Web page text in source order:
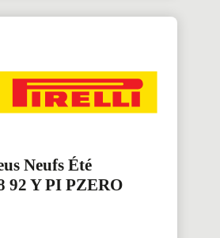
Neufs Été
92 Y PI PZERO